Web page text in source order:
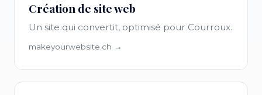
Création de site web
Un site qui convertit, optimisé pour Courroux.
makeyourwebsite.ch →